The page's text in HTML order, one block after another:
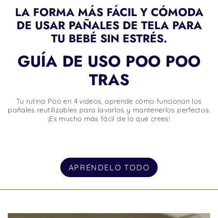
LA FORMA MÁS FÁCIL Y CÓMODA
DE USAR PAÑALES DE TELA PARA
TU BEBÉ SIN ESTRÉS.
GUÍA DE USO POO POO
TRAS
Tu rutina Poo en 4 videos, aprende cómo funcionan los
pañales reutilizables para lavarlos y mantenerlos perfectos.
¡Es mucho más fácil de lo que crees!
APRÉNDELO TODO